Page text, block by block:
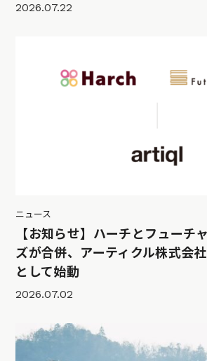
2026.07.22
ニュース
【お知らせ】ハーチとフューチ
ズが合併、アーティクル株式会
として始動
2026.07.02